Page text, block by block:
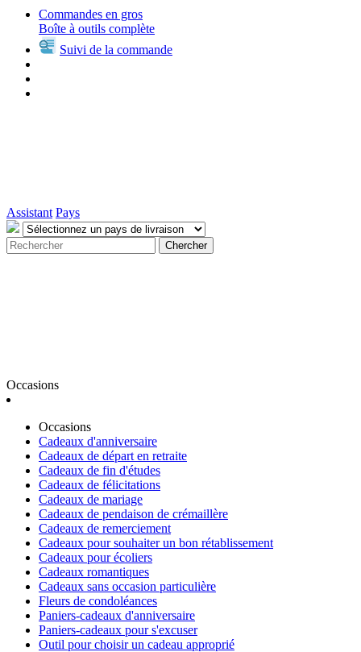
Commandes en gros
Boîte à outils complète
Suivi de la commande
Assistant Pays
Chercher
Occasions
Occasions
Cadeaux d'anniversaire
Cadeaux de départ en retraite
Cadeaux de fin d'études
Cadeaux de félicitations
Cadeaux de mariage
Cadeaux de pendaison de crémaillère
Cadeaux de remerciement
Cadeaux pour souhaiter un bon rétablissement
Cadeaux pour écoliers
Cadeaux romantiques
Cadeaux sans occasion particulière
Fleurs de condoléances
Paniers-cadeaux d'anniversaire
Paniers-cadeaux pour s'excuser
Outil pour choisir un cadeau approprié